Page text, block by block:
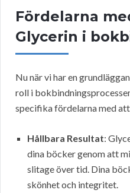
Fördelarna
Glycerin i
Nu när vi har en
roll i
specifika fördelarna med
Hållbara Resultat:
dina böcker genom att
slitage över tid. Dina
skönhet och integritet.